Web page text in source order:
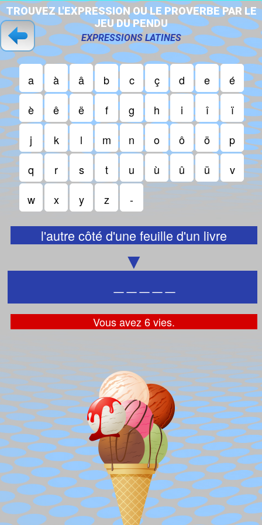
TROUVEZL'EXPRESSIONOULE PROVERBEPAR LE
JEUDUPENDU
EXPRESSIONS LATINES
a à â b c ç d e
é
è
ê ë f g h i î
ï
j
k l m n o ô ö
p
q
r s t u ù û ü
v
w
x y z -
l'autre côté d'une feuille d'un livre
▼
Vous avez 6 vies.